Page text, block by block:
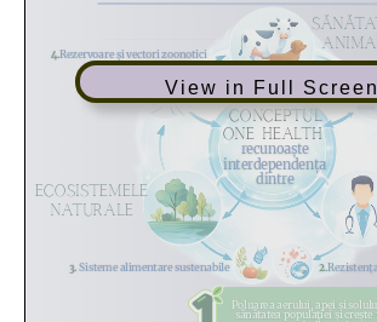
View in Full Screen